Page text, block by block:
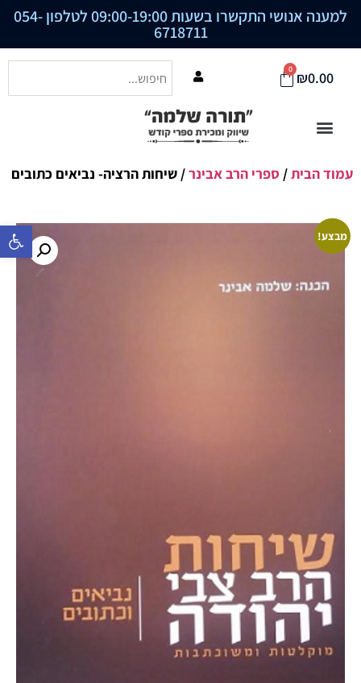
פתח סרגל
למענה אנושי התקשרו בשעות 09:00-19:00 לטלפון 054-
6718711
₪0.00
0
עמוד הבית/ ספרי הרב אבינר/ שיחות הרציה- נביאים כתובים
מבצע!